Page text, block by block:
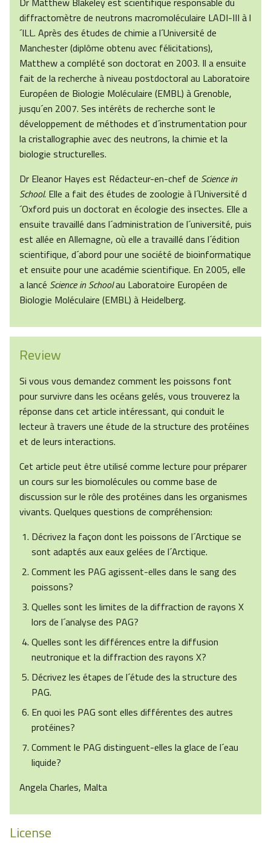
diffractomètre de neutrons macromoléculaire LADI-III à l
´ILL. Après des études de chimie a l´Université de
Manchester (diplôme obtenu avec félicitations),
Matthew a complété son doctorat en 2003. Il a ensuite
fait de la recherche à niveau postdoctoral au Laboratoire
Européen de Biologie Moléculaire (EMBL) à Grenoble,
jusqu´en 2007. Ses intérêts de recherche sont le
développement de méthodes et d´instrumentation pour
la cristallographie avec des neutrons, la chimie et la
biologie structurelles.
Dr Eleanor Hayes est Rédacteur-en-chef de Science in
School. Elle a fait des études de zoologie à l´Université d
´Oxford puis un doctorat en écologie des insectes. Elle a
ensuite travaillé dans l´administration de l´université, puis
est allée en Allemagne, où elle a travaillé dans l´édition
scientifique, d´abord pour une société de bioinformatique
et ensuite pour une académie scientifique. En 2005, elle
a lancé Science in Schoolau Laboratoire Européen de
Biologie Moléculaire (EMBL) à Heidelberg.
Review
Si vous vous demandez comment les poissons font
pour survivre dans les océans gelés, vous trouverez la
réponse dans cet article intéressant, qui conduit le
lecteur à travers une étude de la structure des protéines
et de leurs interactions.
Cet article peut être utilisé comme lecture pour préparer
un cours sur les biomolécules ou comme base de
discussion sur le rôle des protéines dans les organismes
vivants. Quelques questions de compréhension:
Décrivez la façon dont les poissons de l´Arctique se
sont adaptés aux eaux gelées de l´Arctique.
Comment les PAG agissent-elles dans le sang des
poissons?
Quelles sont les limites de la diffraction de rayons X
lors de l´analyse des PAG?
Quelles sont les différences entre la diffusion
neutronique et la diffraction des rayons X?
Décrivez les étapes de l´étude des la structure des
PAG.
En quoi les PAG sont elles différentes des autres
protéines?
Comment le PAG distinguent-elles la glace de l´eau
liquide?
Angela Charles, Malta
License